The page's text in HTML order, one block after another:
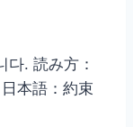
. 読み方：
本語：約束